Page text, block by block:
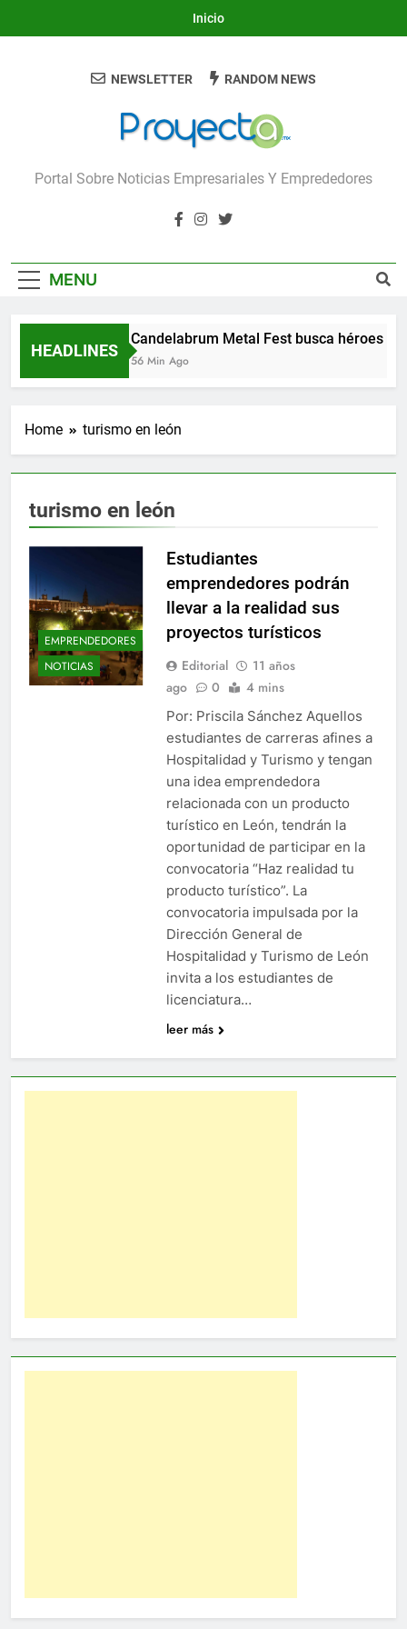
Inicio
Proyecta
Portal Sobre Noticias Empresariales Y Emprededores
NEWSLETTER RANDOM NEWS
MENU
HEADLINES
Candelabrum Metal Fest busca héroes de
56 Min Ago
Home turismo en león
turismo en león
EMPRENDEDORES
NOTICIAS
Estudiantes
emprendedores podrán
llevar a la realidad sus
proyectos turísticos
Editorial
11 años
ago
0 4 mins
Por: Priscila Sánchez Aquellos
estudiantes de carreras afines a
Hospitalidad y Turismo y tengan
una idea emprendedora
relacionada con un producto
turístico en León, tendrán la
oportunidad de participar en la
convocatoria “Haz realidad tu
producto turístico”. La
convocatoria impulsada por la
Dirección General de
Hospitalidad y Turismo de León
invita a los estudiantes de
licenciatura…
leer más